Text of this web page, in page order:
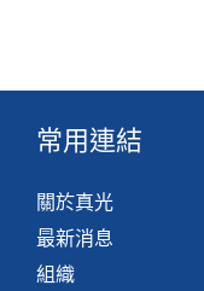
常用連結
關於真光
最新消息
組織